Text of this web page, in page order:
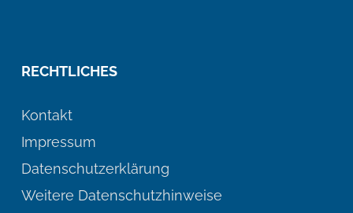
RECHTLICHES
Kontakt
Impressum
Datenschutzerklärung
Weitere Datenschutzhinweise